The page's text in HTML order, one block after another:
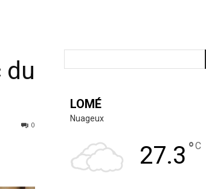
0
LOMÉ
Nuageux
27.3 °C